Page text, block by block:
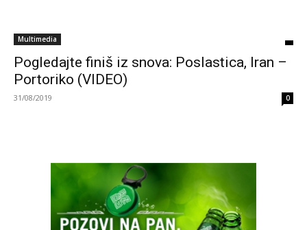
Multimedia
Pogledajte finiš iz snova: Poslastica, Iran –
Portoriko (VIDEO)
31/08/2019 0